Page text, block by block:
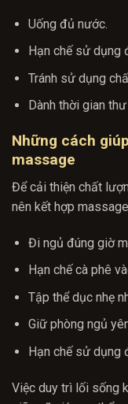
Uống đủ nước.
Hạn chế sử dụng
Tránh sử dụng
Dành thời gian
Những cách
massage
Để cải thiện chất
nên kết hợp
Đi ngủ đúng giờ
Hạn chế cà phê
Tập thể dục nhẹ
Giữ phòng ngủ
Hạn chế sử dụng
Việc duy trì lối sống